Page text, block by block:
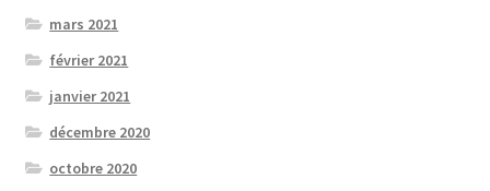
mars 2021
février 2021
janvier 2021
décembre 2020
octobre 2020